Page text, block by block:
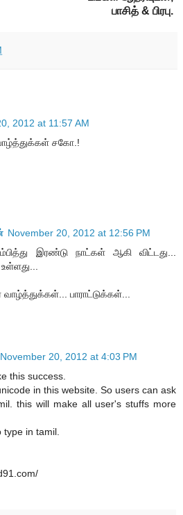
பாசித் & பிரபு.
2012 at 11:57 AM
சகோ.!
November 20, 2012 at 12:56 PM
இரண்டு நாட்கள் ஆகி விட்டது...
பாராட்டுக்கள்...
November 20, 2012 at 4:03 PM
this success.
in this website. So users can ask
this will make all user's stuffs more
in tamil.